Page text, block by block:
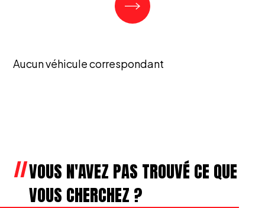
Aucun véhicule correspondant
VOUS N'AVEZ PAS TROUVÉ CE QUE
VOUS CHERCHEZ ?